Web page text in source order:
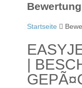
Startseite
|